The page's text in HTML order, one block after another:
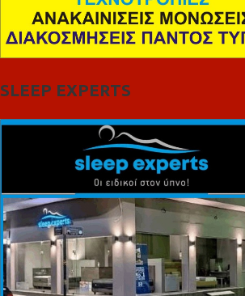
SLEEP EXPERTS